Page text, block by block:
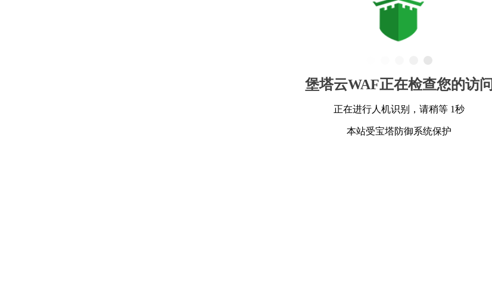
堡塔云WAF正在检查您的访问
正在进行人机识别，请稍等 1秒
本站受宝塔防御系统保护